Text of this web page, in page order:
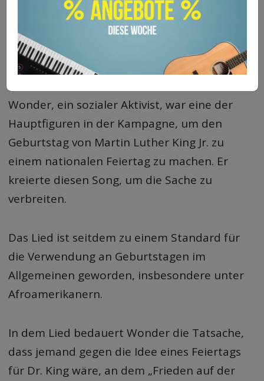
„Happy Birthday“ ist ein Geburtstagslied, das
von Stevie Wonder für das Motown-Label
geschrieben, produziert und aufgeführt
wurde.
Wonder, ein sozialer Aktivist, war eine der
Hauptfiguren in der Kampagne, um den
Geburtstag von Martin Luther King Jr. zu
einem nationalen Feiertag zu machen. Er
kreierte diesen Song, um die Sache zu
verbreiten.
Das Lied ist seitdem zu einem Standard für
die Verwendung an Geburtstagen im
Allgemeinen geworden, insbesondere unter
Afroamerikanern.
In dem Lied bedauert Wonder die Tatsache,
dass jemand gegen die Idee eines Feiertags
für Dr. King wäre, an dem „Frieden auf der